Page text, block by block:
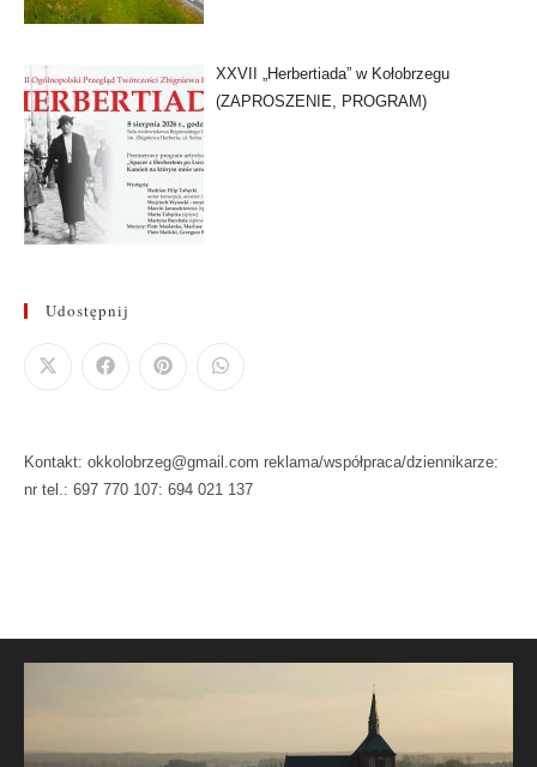
XXVII „Herbertiada” w Kołobrzegu
(ZAPROSZENIE, PROGRAM)
Udostępnij
Kontakt: okkolobrzeg@gmail.com reklama/współpraca/dziennikarze:
nr tel.: 697 770 107: 694 021 137